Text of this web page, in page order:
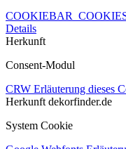
Details
Herkunft
Consent-Modul
CRW Erläuterung dieses
Herkunft dekorfinder.de
System Cookie